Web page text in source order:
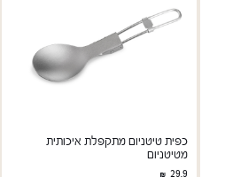
כפית טיטניום מתקפלת איכותית
מטיטניום
29.9